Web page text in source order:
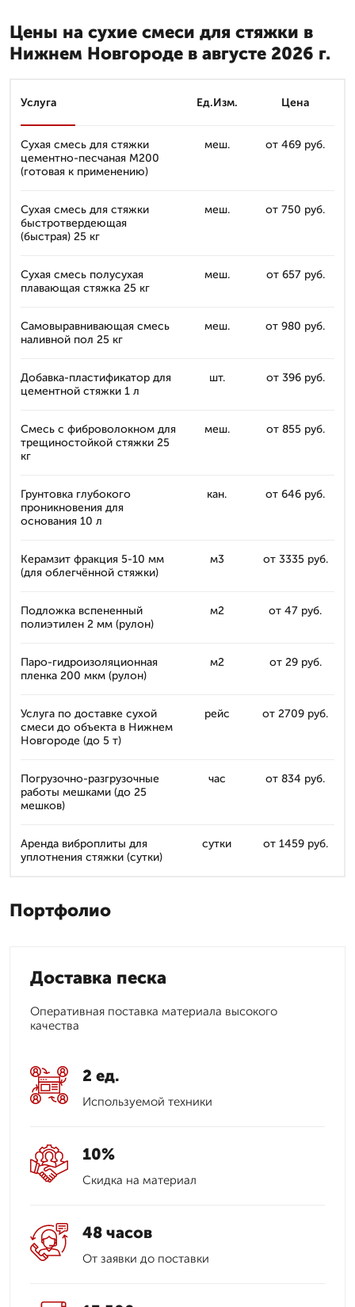
Цены на сухие смеси для стяжки в
Нижнем Новгороде в августе 2026 г.
Услуга Ед.Изм. Цена
Сухая смесь для стяжки
цементно-песчаная M200
(готовая к применению)
меш. от 469 руб.
Сухая смесь для стяжки
быстротвердеющая
(быстрая) 25 кг
меш. от 750 руб.
Сухая смесь полусухая
плавающая стяжка 25 кг
меш. от 657 руб.
Самовыравнивающая смесь
наливной пол 25 кг
меш. от 980 руб.
Добавка-пластификатор для
цементной стяжки 1 л
шт. от 396 руб.
Смесь с фиброволокном для
трещиностойкой стяжки 25
кг
меш. от 855 руб.
Грунтовка глубокого
проникновения для
основания 10 л
кан. от 646 руб.
Керамзит фракция 5-10 мм
(для облегчённой стяжки)
м3 от 3335 руб.
Подложка вспененный
полиэтилен 2 мм (рулон)
м2 от 47 руб.
Паро-гидроизоляционная
пленка 200 мкм (рулон)
м2 от 29 руб.
Услуга по доставке сухой
смеси до объекта в Нижнем
Новгороде (до 5 т)
рейс от 2709 руб.
Погрузочно-разгрузочные
работы мешками (до 25
мешков)
час от 834 руб.
Аренда виброплиты для
уплотнения стяжки (сутки)
сутки от 1459 руб.
Портфолио
Доставка песка
Оперативная поставка материала высокого
качества
2 ед.
Используемой техники
10%
Скидка на материал
48 часов
От заявки до поставки